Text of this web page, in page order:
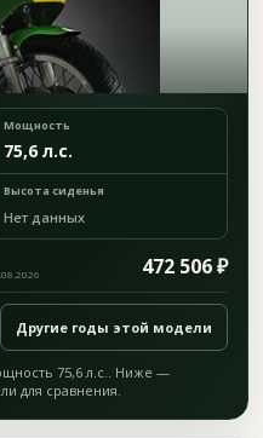
Мощность
75,6 л.с.
Высота сиденья
Нет данных
472 506 ₽
Другие годы этой модели
75,6 л.с.. Ниже —
для сравнения.